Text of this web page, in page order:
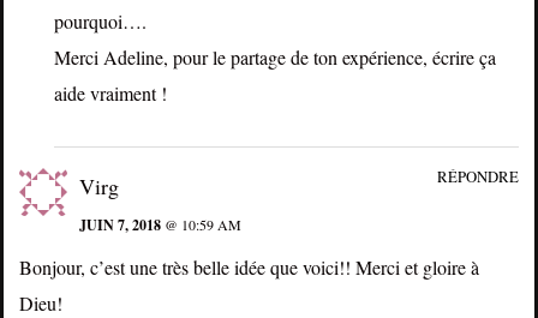
pourquoi….
Merci Adeline, pour le partage de ton expérience, écrire ça
aide vraiment !
Virg
JUIN 7, 2018 @ 10:59 AM
Bonjour, c’est une très belle idée que voici!! Merci et gloire à
Dieu!
RÉPONDRE